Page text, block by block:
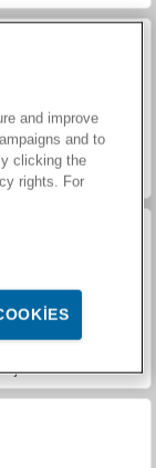
Quest: USA 2
Miner
and improve
and to
clicking the
rights. For